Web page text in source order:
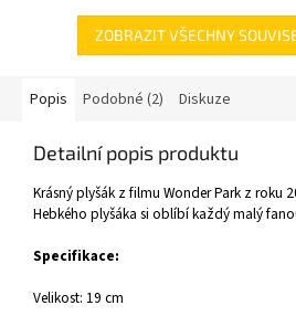
ZOBRAZIT VŠECHNY
Popis Podobné (2) Diskuze
Detailní popis produktu
Krásný plyšák z filmu Wonder Park z roku
Hebkého plyšáka si oblíbí každý malý
Specifikace:
Velikost: 19 cm